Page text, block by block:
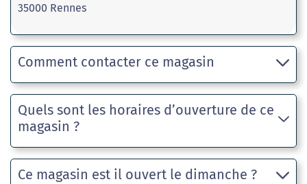
35000 Rennes
Comment contacter ce magasin
Quels sont les horaires d’ouverture de ce
magasin ?
Ce magasin est il ouvert le dimanche ?